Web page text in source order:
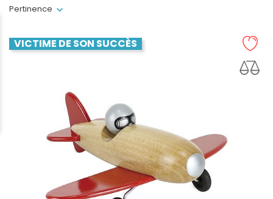
Pertinence
VICTIME DE SON SUCCÈS